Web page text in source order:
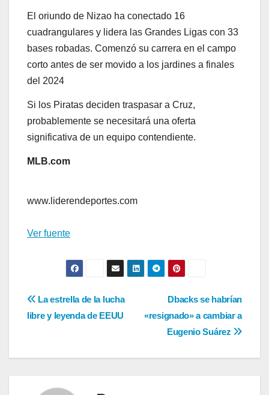
El oriundo de Nizao ha conectado 16
cuadrangulares y lidera las Grandes Ligas con 33
bases robadas. Comenzó su carrera en el campo
corto antes de ser movido a los jardines a finales
del 2024
Si los Piratas deciden traspasar a Cruz,
probablemente se necesitará una oferta
significativa de un equipo contendiente.
MLB.com
www.liderendeportes.com
Ver fuente
Navegación
de
entradas
Dbacks se habrían
«resignado» a cambiar a
Eugenio Suárez
La estrella de la lucha
libre y leyenda de EEUU